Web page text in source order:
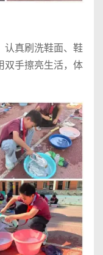
认真刷洗鞋面、鞋
双手擦亮生活，体